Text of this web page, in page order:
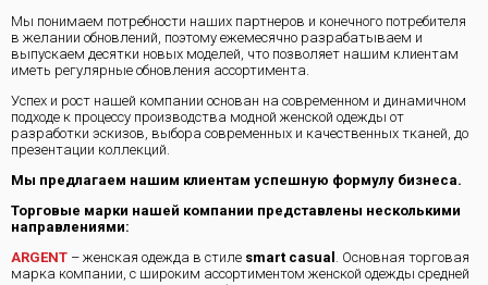
Мы понимаем потребности наших партнеров и конечного потребителя
в желании обновлений, поэтому ежемесячно разрабатываем и
выпускаем десятки новых моделей, что позволяет нашим клиентам
иметь регулярные обновления ассортимента.
Успех и рост нашей компании основан на современном и динамичном
подходе к процессу производства модной женской одежды от
разработки эскизов, выбора современных и качественных тканей, до
презентации коллекций.
Мы предлагаем нашим клиентам успешную формулу бизнеса.
Торговые марки нашей компании представлены несколькими
направлениями:
ARGENT – женская одежда в стиле smart casual . Основная торговая
марка компании, с широким ассортиментом женской одежды средней